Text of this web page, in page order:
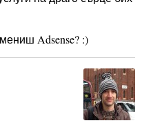
Adsense? :)